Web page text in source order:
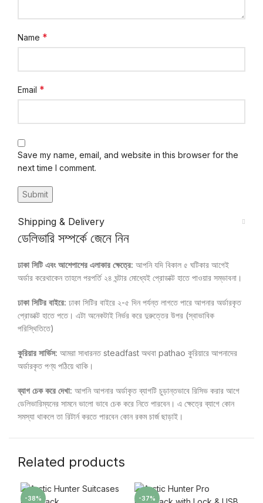
Name *
Email *
Save my name, email, and website in this browser for the
next time I comment.
Shipping & Delivery
ডেলিভারি সম্পর্কে জেনে নিন
ঢাকা সিটি এবং আশেপাশের এলাকার ক্ষেত্রে: আপনি যদি বিকাল ৫ ঘটিকার আগেই
অর্ডার করেথাকেন তাহলে পরপর্তি ২৪ ঘন্টার মোধ্যেই প্রোডাক্ট হাতে পাওয়ার সম্ভাবনা।
ঢাকা সিটির বাইরে: ঢাকা সিটির বাইরে ২-৫ দিন পর্যন্ত লাগতে পারে আপনার অর্ডারকৃত
প্রোডাক্ট হাতে পতে। এটা অনেকটাই নির্ভর করে দুরুত্তের উপর (স্বাভাবিক
পরিস্থিতিতে)
কুরিয়ার সার্ভিস: আমরা সাধারনত steadfast অথবা pathao কুরিয়ারে আপনাদের
অর্ডারকৃত পণ্য পঠিয়ে থাকি।
ব্যাগ চেক করে দেখা: আপনি আপনার অর্ডাকৃত ব্যাগটি চুড়ান্তভাবে রিসিভ করার আগে
ডেলিভারিম্যনের সামনে ভালো ভাবে চেক করে নিতে পারবেন। এ ক্ষেত্রে ব্যাগে কোন
সমস্যা থাকলে তা রিটার্ন করতে পারবেন কোন রকম চার্জ ছাড়াই।
Related products
-38% -37%